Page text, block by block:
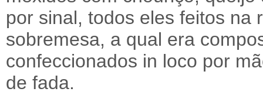
por sinal, todos eles feitos na
sobremesa, a qual era
confeccionados in loco por
de fada.